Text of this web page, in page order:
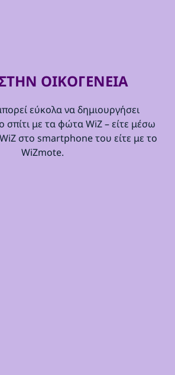
ΟΙΚΟΓΕΝΕΙΑ
εύκολα να δημιουργήσει
σπίτι με τα φώτα WiZ – είτε μέσω
στο smartphone του είτε με το
WiZmote.